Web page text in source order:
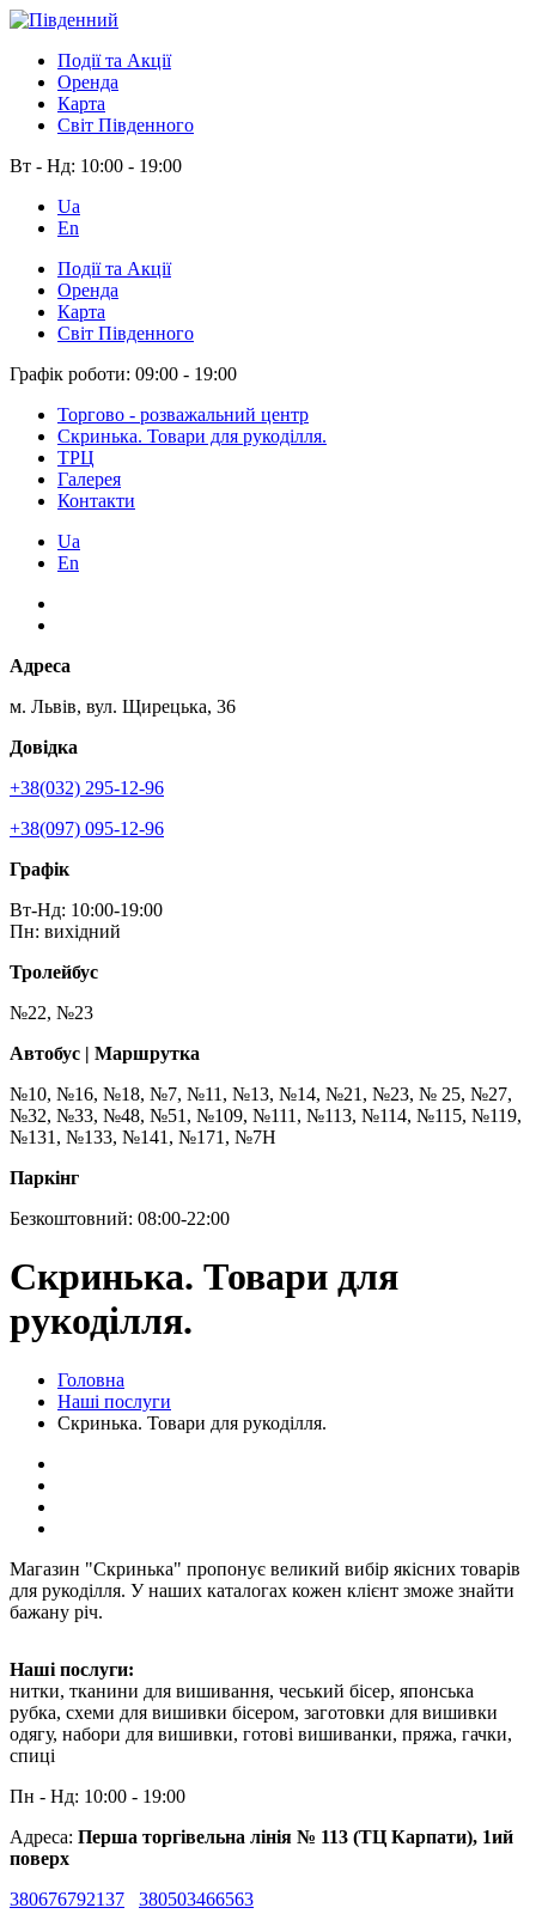
Події та Акції
Оренда
Карта
Світ Південного
Вт - Нд: 10:00 - 19:00
Ua
En
Події та Акції
Оренда
Карта
Світ Південного
Графік роботи: 09:00 - 19:00
Торгово - розважальний центр
Скринька. Товари для рукоділля.
ТРЦ
Галерея
Контакти
Ua
En
Адреса
м. Львів, вул. Щирецька, 36
Довідка
+38(032) 295-12-96
+38(097) 095-12-96
Графік
Вт-Нд: 10:00-19:00
Пн: вихідний
Тролейбус
№22, №23
Автобус | Маршрутка
№10, №16, №18, №7, №11, №13, №14, №21, №23, № 25, №27,
№32, №33, №48, №51, №109, №111, №113, №114, №115, №119,
№131, №133, №141, №171, №7Н
Паркінг
Безкоштовний: 08:00-22:00
Скринька. Товари для
рукоділля.
Головна
Наші послуги
Скринька. Товари для рукоділля.
Магазин "Скринька" пропонує великий вибір якісних товарів
для рукоділля. У наших каталогах кожен клієнт зможе знайти
бажану річ.
Наші послуги:
нитки, тканини для вишивання, чеський бісер, японська
рубка, схеми для вишивки бісером, заготовки для вишивки
одягу, набори для вишивки, готові вишиванки, пряжа, гачки,
спиці
Пн - Нд: 10:00 - 19:00
Адреса: Перша торгівельна лінія № 113 (ТЦ Карпати), 1ий
поверх
380676792137
380503466563